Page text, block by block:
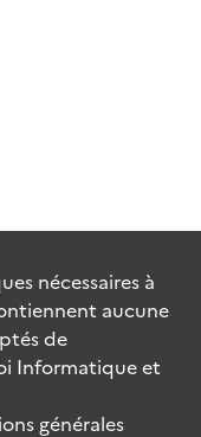
nécessaires à
aucune
de
Informatique et
générales